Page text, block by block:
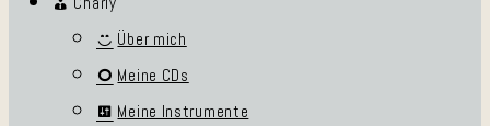
Über mich
Meine CDs
Meine Instrumente